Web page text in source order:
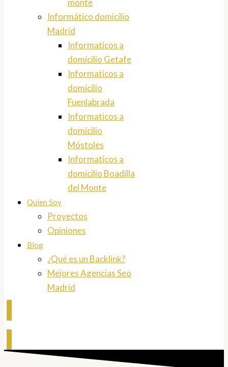
monte
Informático domicilio
Madrid
Informaticos a
domicilio Getafe
Informaticos a
domicilio
Fuenlabrada
Informaticos a
domicilio
Móstoles
Informaticos a
domicilio Boadilla
del Monte
Quien Soy
Proyectos
Opiniones
Blog
¿Qué es un Backlink?
Mejores Agencias Seo
Madrid